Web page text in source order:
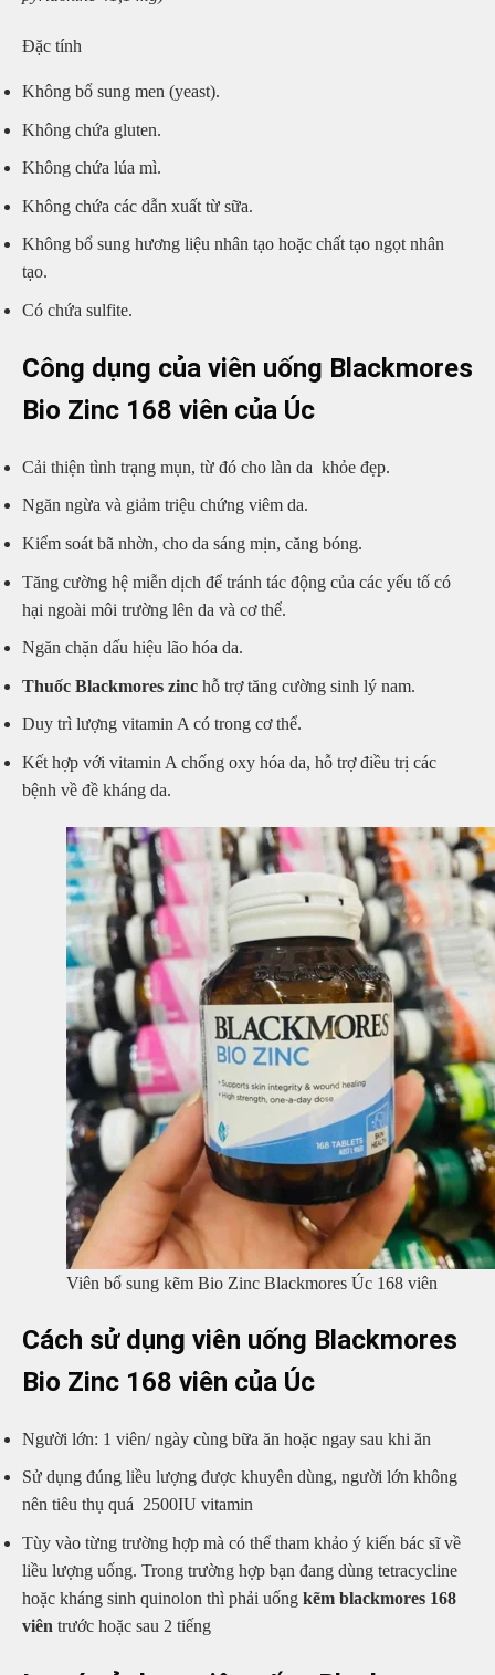
Đặc tính
Không bổ sung men (yeast).
Không chứa gluten.
Không chứa lúa mì.
Không chứa các dẫn xuất từ sữa.
Không bổ sung hương liệu nhân tạo hoặc chất tạo ngọt nhân
tạo.
Có chứa sulfite.
Công dụng của viên uống Blackmores
Bio Zinc 168 viên của Úc
Cải thiện tình trạng mụn, từ đó cho làn da khỏe đẹp.
Ngăn ngừa và giảm triệu chứng viêm da.
Kiểm soát bã nhờn, cho da sáng mịn, căng bóng.
Tăng cường hệ miễn dịch để tránh tác động của các yếu tố có
hại ngoài môi trường lên da và cơ thể.
Ngăn chặn dấu hiệu lão hóa da.
Thuốc Blackmores zinc hỗ trợ tăng cường sinh lý nam.
Duy trì lượng vitamin A có trong cơ thể.
Kết hợp với vitamin A chống oxy hóa da, hỗ trợ điều trị các
bệnh về đề kháng da.
Viên bổ sung kẽm Bio Zinc Blackmores Úc 168 viên
Cách sử dụng viên uống Blackmores
Bio Zinc 168 viên của Úc
Người lớn: 1 viên/ ngày cùng bữa ăn hoặc ngay sau khi ăn
Sử dụng đúng liều lượng được khuyên dùng, người lớn không
nên tiêu thụ quá 2500IU vitamin
Tùy vào từng trường hợp mà có thể tham khảo ý kiến bác sĩ về
liều lượng uống. Trong trường hợp bạn đang dùng tetracycline
hoặc kháng sinh quinolon thì phải uống kẽm blackmores 168
viên trước hoặc sau 2 tiếng